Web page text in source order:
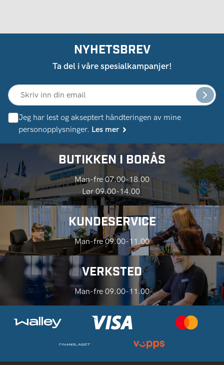
NYHETSBREV
Ta del i våre spesialkampanjer!
Jeg har lest og akseptert håndteringen av mine
personopplysninger. Les mer
BUTIKKEN I BORÅS
Man-fre 07.00-18.00
Lør 09.00-14.00
KUNDESERVICE
Man-fre 09.00-11.00
VERKSTED
Man-fre 09.00-11.00